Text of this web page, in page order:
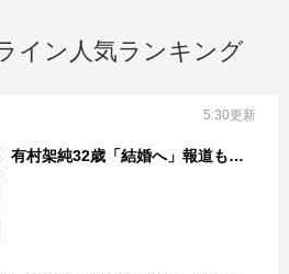
イン人気ランキング
5:30更新
有村架純32歳「結婚へ」報道も…